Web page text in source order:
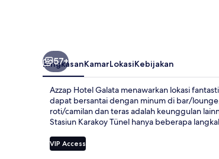
57+
RingkasanKamarLokasiKebijakan
Azzap Hotel Galata menawarkan lokasi
dapat bersantai dengan minum di bar/
roti/camilan dan teras adalah keunggulan
Stasiun Karakoy Tünel hanya beberapa
VIP Access